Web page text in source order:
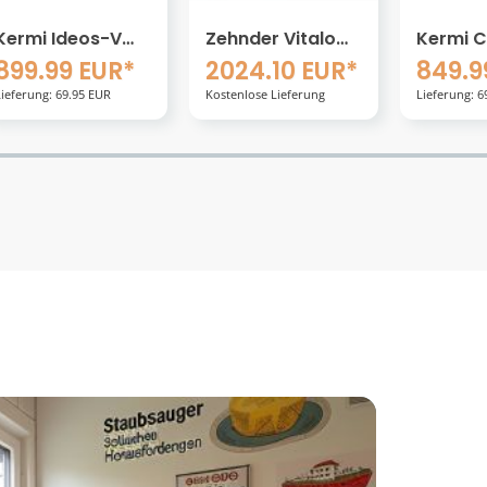
Vitalo
VIPES-190-
GD
40 x
cm
EUR*
Lieferung
Kermi Casteo-D
Badheizkörper 75
x 3 x 125,9 cm, NA
500, Anschluss
rechts
849.99 EUR*
Lieferung: 69.95 EUR
Kermi
60 x 5,8
cm
Set
Kostenlose